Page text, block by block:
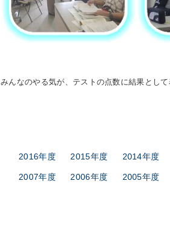
みんなのやる気が、テストの点数に結果として
2016年度 2015年度 2014年度
2007年度 2006年度 2005年度